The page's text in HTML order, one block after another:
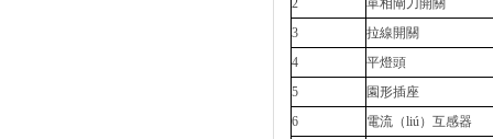
2
單相閘刀開關
3
拉線開關
4
平燈頭
5
園形插座
6
電流（liú）互感器